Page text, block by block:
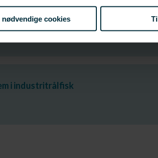
nødvendige cookies
tobis
i industritrålfisk